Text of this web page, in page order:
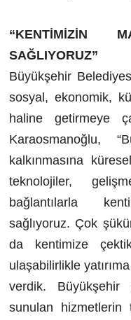
“KENTİMİZİN
SAĞLIYORUZ”
Büyükşehir
sosyal, ekonomik,
haline getirmeye
Karaosmanoğlu,
kalkınmasına
teknolojiler,
bağlantılarla
sağlıyoruz. Çok
da kentimize
ulaşabilirlikle
verdik. Büyükşehir
sunulan hizmetlerin